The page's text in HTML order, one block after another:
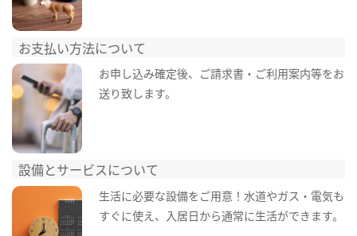
お支払い方法について
お申し込み確定後、ご請求書・ご利用案内等をお
送り致します。
設備とサービスについて
生活に必要な設備をご用意！水道やガス・電気も
すぐに使え、入居日から通常に生活ができます。